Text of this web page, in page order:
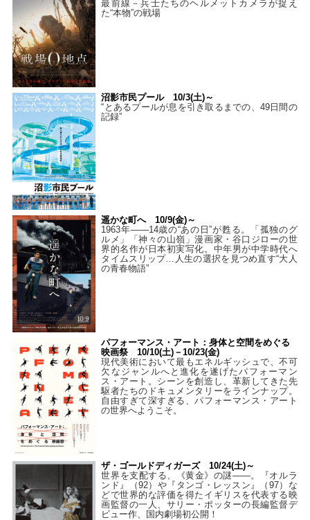
最前線－兵士たちのヘルメットカメラが捉え
た“本物”の戦場
沼影市民プール 10/3(土)～
“とあるプールが息を引き取るまでの、49日間の
記録”
遥かな町へ 10/9(金)～
1963年――14歳の“あの日”が甦る。「孤独のグ
ルメ」「神々の山嶺」漫画家・谷口ジローの世
界的名作が日本初実写化。中年男が中学時代へ
タイムスリップ…人生の選択を見つめ直す“大人
の青春物語”
パフォーマンス・アート：身体と空間をめぐる
映画祭 10/10(土)－10/23(金)
現代美術において最もエネルギッシュで、不可
欠なジャンルへと進化を遂げたパフォーマン
ス・アート。シーンを創造し、革新してきた先
駆者たちのドキュメンタリーをラインナップ。
自由すぎて深すぎる、パフォーマンス・アート
の世界へようこそ。
ザ・ゴールドディガーズ 10/24(土)～
世界を支配する、《黄金》の謎――。『オルラ
ンド』（92）や『タンゴ・レッスン』（97）な
どで世界的な評価を得たイギリスを代表する映
画監督の一人、サリー・ポッターの長編監督デ
ビュー作、国内劇場初公開！